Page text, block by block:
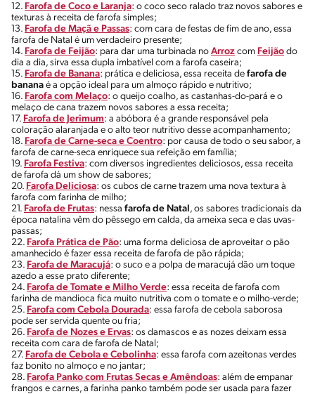
12. Farofa de Coco e Laranja: o coco seco ralado traz novos sabores e
texturas à receita de farofa simples;
13. Farofa de Maçã e Passas: com cara de festas de fim de ano, essa
farofa de Natal é um verdadeiro presente;
14. Farofa de Feijão: para dar uma turbinada no Arroz com Feijão do
dia a dia, sirva essa dupla imbatível com a farofa caseira;
15. Farofa de Banana: prática e deliciosa, essa receita de farofa de
banana é a opção ideal para um almoço rápido e nutritivo;
16. Farofa com Melaço: o queijo coalho, as castanhas-do-pará e o
melaço de cana trazem novos sabores a essa receita;
17. Farofa de Jerimum: a abóbora é a grande responsável pela
coloração alaranjada e o alto teor nutritivo desse acompanhamento;
18. Farofa de Carne-seca e Coentro: por causa de todo o seu sabor, a
farofa de carne-seca enriquece sua refeição em família;
19. Farofa Festiva: com diversos ingredientes deliciosos, essa receita
de farofa dá um show de sabores;
20. Farofa Deliciosa: os cubos de carne trazem uma nova textura à
farofa com farinha de milho;
21. Farofa de Frutas: nessa farofa de Natal , os sabores tradicionais da
época natalina vêm do pêssego em calda, da ameixa seca e das uvas-
passas;
22. Farofa Prática de Pão: uma forma deliciosa de aproveitar o pão
amanhecido é fazer essa receita de farofa de pão rápida;
23. Farofa de Maracujá: o suco e a polpa de maracujá dão um toque
azedo a esse prato diferente;
24. Farofa de Tomate e Milho Verde: essa receita de farofa com
farinha de mandioca fica muito nutritiva com o tomate e o milho-verde;
25. Farofa com Cebola Dourada: essa farofa de cebola saborosa
pode ser servida quente ou fria;
26. Farofa de Nozes e Ervas: os damascos e as nozes deixam essa
receita com cara de farofa de Natal;
27. Farofa de Cebola e Cebolinha: essa farofa com azeitonas verdes
faz bonito no almoço e no jantar;
28. Farofa Panko com Frutas Secas e Amêndoas: além de empanar
frangos e carnes, a farinha panko também pode ser usada para fazer